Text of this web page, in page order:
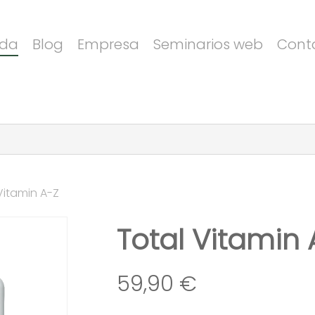
Blog Empresa Seminarios web
A-Z
Total Vitamin
59,90 €